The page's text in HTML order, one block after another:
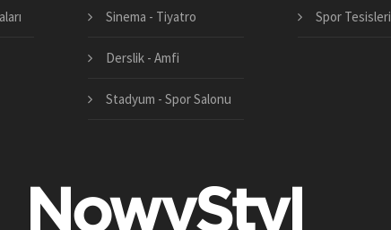
Sinema - Tiyatro
Derslik - Amfi
Stadyum - Spor Salonu
Spor Tesisleri